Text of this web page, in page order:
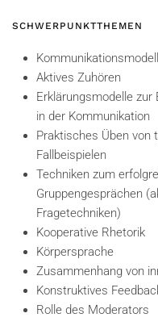
SCHWERPUNKTTHEMEN
Aktives Zuhören
Erklärungsmodelle
in der Kommunikation
Praktisches Üben von
Fallbeispielen
Techniken zum
Gruppengesprächen
Fragetechniken)
Kooperative Rhetorik
Körpersprache
Zusammenhang von
Konstruktives
Rolle des Moderators